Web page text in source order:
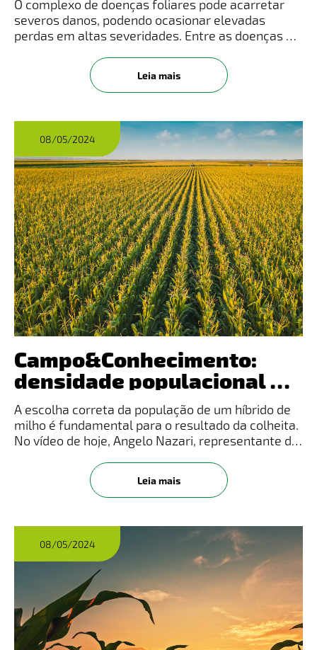
O complexo de doenças foliares pode acarretar
severos danos, podendo ocasionar elevadas
perdas em altas severidades. Entre as doenças da
nas folhas diminuindo a atividade fotossintética,
como: mancha branca, BiLeia mais
08/05/2024
Campo&Conhecimento:
densidade populacional na
cultura do milho
A escolha correta da população de um híbrido de
milho é fundamental para o resultado da colheita.
No vídeo de hoje, Angelo Nazari, representante de
Tech, mostra uma área de estudo no Oeste do
Paraná que demonst
Leia mais
08/05/2024